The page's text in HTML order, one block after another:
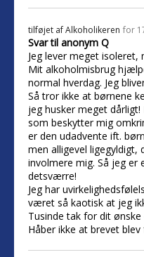
tilføjet afAlkoholikeren for
Svar til anonym Q
Jeg lever meget
Mit alkoholmisbrug
normal hverdag. Jeg
Så tror ikke at børnene
jeg husker meget
som beskytter mig
er den udadvente ift.
men alligevel ligegyldigt,
involmere mig. Så jeg er
detsværre!
Jeg har
været så kaotisk at jeg
Tusinde tak for dit
Håber ikke at brevet